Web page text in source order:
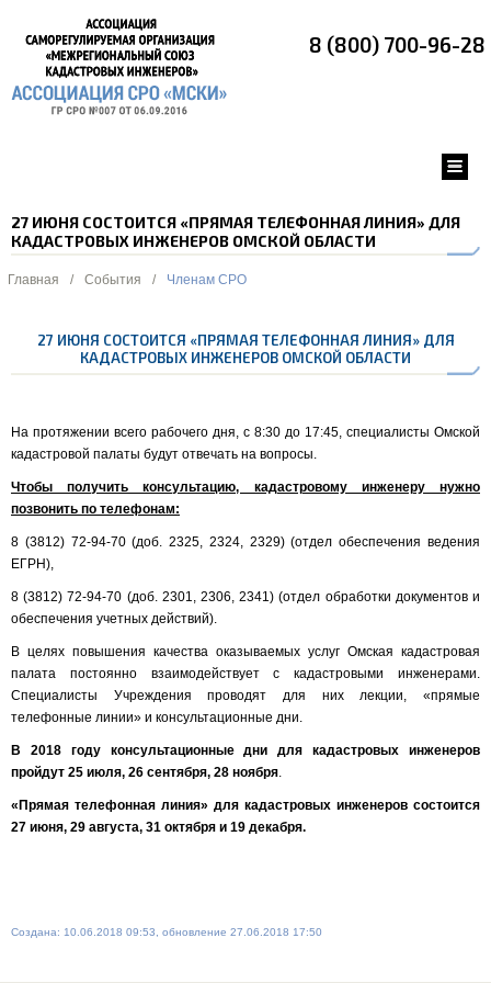
8 (800) 700-96-28
27 ИЮНЯ СОСТОИТСЯ «ПРЯМАЯ ТЕЛЕФОННАЯ ЛИНИЯ» ДЛЯ
КАДАСТРОВЫХ ИНЖЕНЕРОВ ОМСКОЙ ОБЛАСТИ
Главная / События / Членам СРО
27 ИЮНЯ СОСТОИТСЯ «ПРЯМАЯ ТЕЛЕФОННАЯ ЛИНИЯ» ДЛЯ
КАДАСТРОВЫХ ИНЖЕНЕРОВ ОМСКОЙ ОБЛАСТИ
На протяжении всего рабочего дня, с 8:30 до 17:45, специалисты Омской
кадастровой палаты будут отвечать на вопросы.
Чтобы получить консультацию, кадастровому инженеру нужно
позвонить по телефонам:
8 (3812) 72-94-70 (доб. 2325, 2324, 2329) (отдел обеспечения ведения
ЕГРН),
8 (3812) 72-94-70 (доб. 2301, 2306, 2341) (отдел обработки документов и
обеспечения учетных действий).
В целях повышения качества оказываемых услуг Омская кадастровая
палата постоянно взаимодействует с кадастровыми инженерами.
Специалисты Учреждения проводят для них лекции, «прямые
телефонные линии» и консультационные дни.
В 2018 году консультационные дни для кадастровых инженеров
пройдут 25 июля, 26 сентября, 28 ноября.
«Прямая телефонная линия» для кадастровых инженеров состоится
27 июня, 29 августа, 31 октября и 19 декабря.
Создана: 10.06.2018 09:53, обновление 27.06.2018 17:50